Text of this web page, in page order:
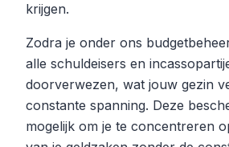
krijgen.
Zodra je onder ons
alle schuldeisers en
doorverwezen, wat jouw gezin
constante spanning. Deze
mogelijk om je te concentreren